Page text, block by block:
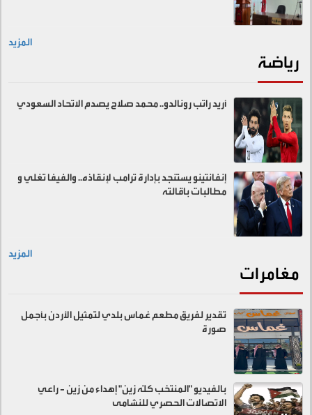
المزيد
رياضة
أريد راتب رونالدو.. محمد صلاح يصدم الاتحاد السعودي
إنفانتينو يستنجد بإدارة ترامب لإنقاذه.. والفيفا تغلي و
مطالبات باقالته
المزيد
مغامرات
تقدير لفريق مطعم غماس بلدي لتمثيل الأردن بأجمل
صورة
بالفيديو "المنتخب كلّه زين" إهداء من زين - راعي
الاتصالات الحصري للنشامى